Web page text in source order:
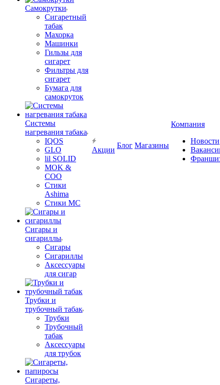
Самокрутки
Сигаретный
табак
Махорка
Машинки
Гильзы для
сигарет
Фильтры для
сигарет
Бумага для
самокруток
Системы
нагревания табака
IQOS
GLO
lil SOLID
MOK &
COO
Стики
Ashima
Стики MC
Сигары и
сигариллы
Сигары
Сигариллы
Аксессуары
для сигар
Трубки и
трубочный табак
Трубки
Трубочный
табак
Аксессуары
для трубок
Сигареты,
Акции
Блог Магазины
Компания
Новости